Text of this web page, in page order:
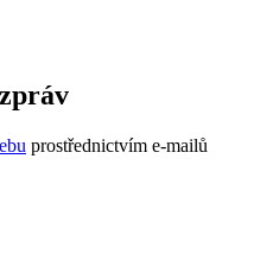
prostřednictvím e-mailů